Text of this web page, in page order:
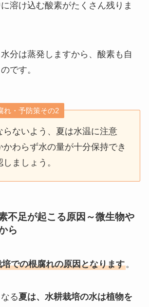
溶け込む酸素がたくさん残りま
分は蒸発しますから、酸素も自
です。
れ・予防策その2
らないよう、夏は水温に注意
かわらず水の量が十分保持でき
ましょう。
不足が起こる原因～微生物や
ら
での根腐れの原因となります。
る夏は、水耕栽培の水は植物を